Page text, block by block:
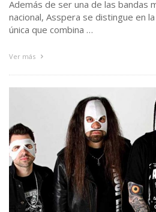
Además de ser una de las bandas
nacional, Asspera se distingue en
única que combina …
Ver más